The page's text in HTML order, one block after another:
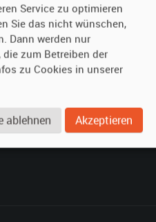
Hilfe
Häufige Fragen (FAQ)
So funktioniert's
Service zu optimieren
Sie das nicht wünschen,
Dann werden nur
zum Betreiben der
zu Cookies in unserer
ablehnen Akzeptieren